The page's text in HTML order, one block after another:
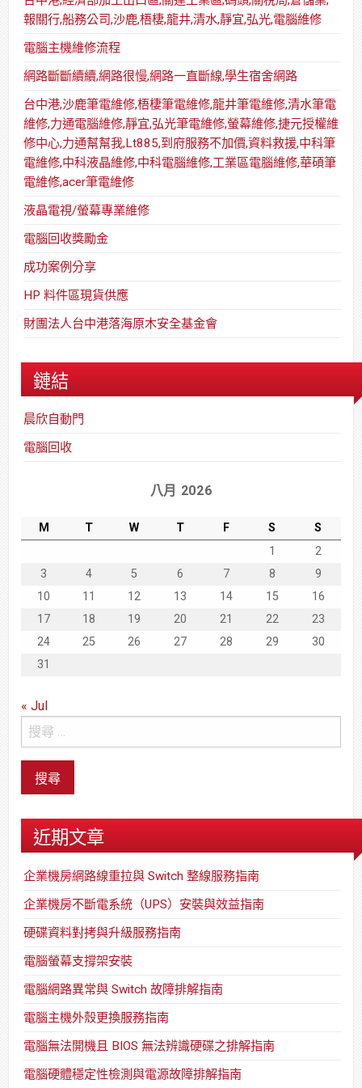
報關行,船務公司,沙鹿,梧棲,龍井,清水,靜宜,弘光,電腦維修
電腦主機維修流程
網路斷斷續續,網路很慢,網路一直斷線,學生宿舍網路
台中港,沙鹿筆電維修,梧棲筆電維修,龍井筆電維修,清水筆電
維修,力通電腦維修,靜宜,弘光筆電維修,螢幕維修,捷元授權維
修中心,力通幫幫我,Lt885,到府服務不加價,資料救援,中科筆
電維修,中科液晶維修,中科電腦維修,工業區電腦維修,華碩筆
電維修,acer筆電維修
液晶電視/螢幕專業維修
電腦回收獎勵金
成功案例分享
HP 料件區現貨供應
財團法人台中港落海原木安全基金會
鏈結
晨欣自動門
電腦回收
八月 2026
M T W T F S
S
1
2
3
4 5 6 7 8
9
10
11 12 13 14 15
16
17
18 19 20 21 22
23
24
25 26 27 28 29
30
31
« Jul
近期文章
企業機房網路線重拉與 Switch 整線服務指南
企業機房不斷電系統（UPS）安裝與效益指南
硬碟資料對拷與升級服務指南
電腦螢幕支撐架安裝
電腦網路異常與 Switch 故障排解指南
電腦主機外殼更換服務指南
電腦無法開機且 BIOS 無法辨識硬碟之排解指南
電腦硬體穩定性檢測與電源故障排解指南